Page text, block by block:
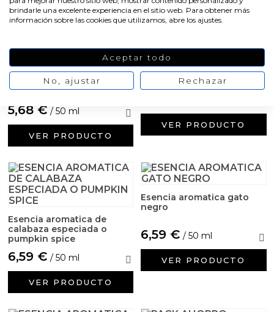
Esencia aromatica galletas
de halloween
5,68 € / 50 ml
VER PRODUCTO
Esencia aromatica
manzana encantada
VER PRODUCTO
Esencia aromatica de
calabaza especiada o
pumpkin spice
6,59 € / 50 ml
VER PRODUCTO
Esencia aromatica gato
negro
6,59 € / 50 ml
VER PRODUCTO
Aceites y Mantecas
brindarle una excelente experiencia en el sitio web. Para obtener más
información sobre las cookies que utilizamos, abre los ajustes.
Aceptar todo
No, ajustar Rechazar